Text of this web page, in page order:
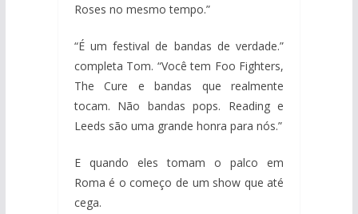
Roses no mesmo tempo.”
“É um festival de bandas de verdade.”
completa Tom. “Você tem Foo Fighters,
The Cure e bandas que realmente
tocam. Não bandas pops. Reading e
Leeds são uma grande honra para nós.”
E quando eles tomam o palco em
Roma é o começo de um show que até
cega.